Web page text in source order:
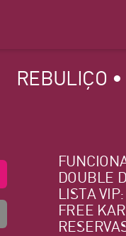
REBULIÇO
DOUBLE
LISTA
FREE